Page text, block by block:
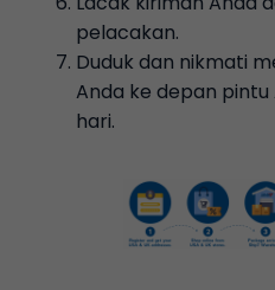
pelacakan.
Duduk dan nikmati
Anda ke depan
hari.